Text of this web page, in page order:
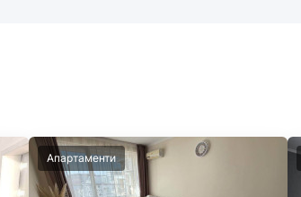
Апартаменти